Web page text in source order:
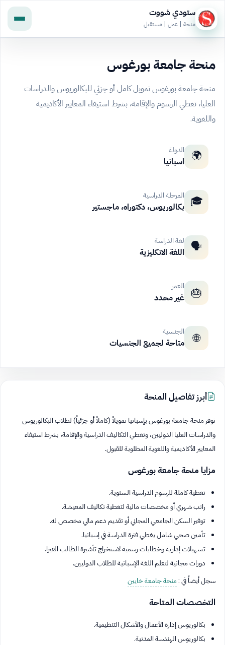
ستودي شووت
منحة | عمل | مستقبل
منحة جامعة بورغوس
منحة جامعة بورغوس تمويل كامل أو جزئي للبكالوريوس والدراسات
العليا، تغطي الرسوم والإقامة، بشرط استيفاء المعايير الأكاديمية
واللغوية.
🌍 الدولة
اسبانيا
🎓 المرحلة الدراسية
بكالوريوس، دكتوراه، ماجستير
🗣️ لغة الدراسة
اللغة الانكليزية
🎂 العمر
غير محدد
🌐 الجنسية
متاحة لجميع الجنسيات
أبرز تفاصيل المنحة
توفر منحة جامعة بورغوس بإسبانيا تمويلاً (كاملاً أو جزئياً) لطلاب البكالوريوس
والدراسات العليا الدوليين، وتغطي التكاليف الدراسية والإقامة، بشرط استيفاء
المعايير الأكاديمية واللغوية المطلوبة للقبول.
مزايا منحة جامعة بورغوس
تغطية كاملة للرسوم الدراسية السنوية.
راتب شهري أو مخصصات مالية لتغطية تكاليف المعيشة.
توفير السكن الجامعي المجاني أو تقديم دعم مالي مخصص له.
تأمين صحي شامل يغطي فترة الدراسة في إسبانيا.
تسهيلات إدارية وخطابات رسمية لاستخراج تأشيرة الطالب الفيزا.
دورات مجانية لتعلم اللغة الإسبانية للطلاب الدوليين.
سجل أيضاً في :منحة جامعة خايين
التخصصات المتاحة
بكالوريوس إدارة الأعمال والأشكال التنظيمية.
بكالوريوس الهندسة المدنية.